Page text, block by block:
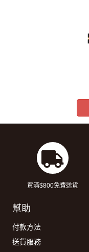
買滿$800免費送貨
幫助
付款方法
送貨服務